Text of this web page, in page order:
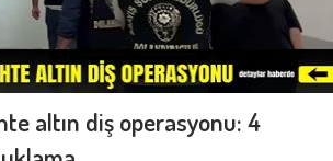
altın diş operasyonu: 4